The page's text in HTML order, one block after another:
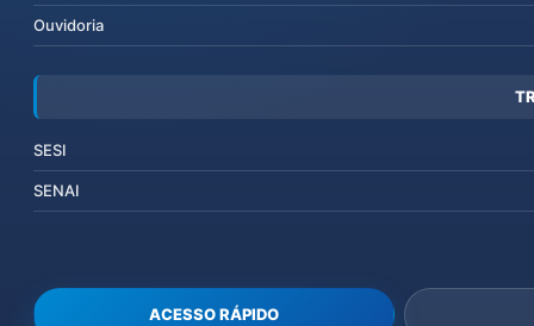
Ouvidoria
SESI
SENAI
ACESSO RÁPIDO